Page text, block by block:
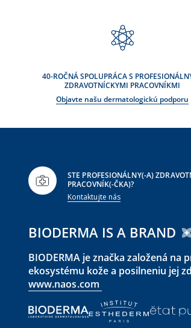
40-ROČNÁ SPOLUPRÁCA S
ZDRAVOTNÍCKYMI PRACOVNÍKMI
Objavte našu dermatologickú podporu
STE PROFESIONÁLNY(-A)
PRACOVNÍK(-ČKA)?
Kontaktujte nás
BIODERMA IS A BRAND
BIODERMA je značka založená
ekosystému kože a posilneniu jej
www.naos.com